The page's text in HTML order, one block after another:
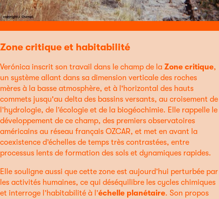
Zone critique et habitabilité
Verónica inscrit son travail dans le champ de la Zone critique,
un système allant dans sa dimension verticale des roches
mères à la basse atmosphère, et à l'horizontal des hauts
commets jusqu'au delta des bassins versants, au croisement de
l’hydrologie, de l’écologie et de la biogéochimie. Elle rappelle le
développement de ce champ, des premiers observatoires
américains au réseau français OZCAR, et met en avant la
coexistence d’échelles de temps très contrastées, entre
processus lents de formation des sols et dynamiques rapides.
Elle souligne aussi que cette zone est aujourd’hui perturbée par
les activités humaines, ce qui déséquilibre les cycles chimiques
et interroge l’habitabilité à l’échelle planétaire. Son propos